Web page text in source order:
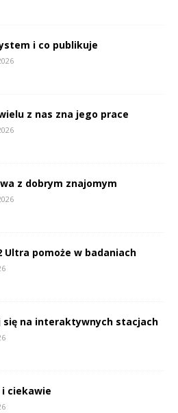
i co publikuje
z nas zna jego prace
z dobrym znajomym
Ultra pomoże w badaniach
się na interaktywnych stacjach
i ciekawie